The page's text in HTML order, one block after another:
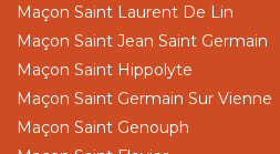
Maçon Saint Laurent De Lin
Maçon Saint Jean Saint Germain
Maçon Saint Hippolyte
Maçon Saint Germain Sur Vienne
Maçon Saint Genouph